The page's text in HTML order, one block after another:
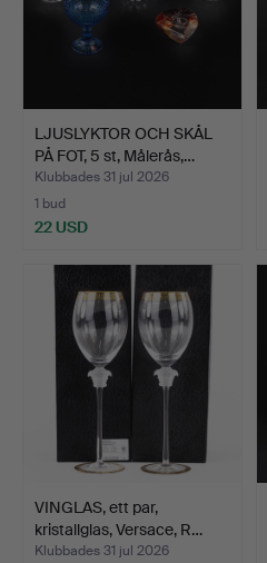
LJUSLYKTOR OCH SKÅL
PÅ FOT, 5 st, Målerås,…
Klubbades 31 jul 2026
1 bud
22 USD
VINGLAS, ett par,
kristallglas, Versace, R…
Klubbades 31 jul 2026